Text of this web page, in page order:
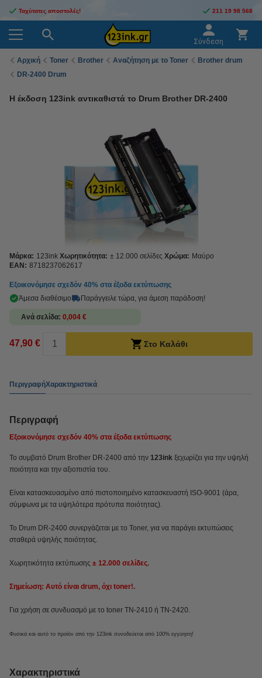
Ταχύτατες αποστολές! 211 19 98 568
Σύνδεση
Αρχική Toner Brother Αναζήτηση με το Toner
Brother drum
DR-2400 Drum
Η έκδοση 123ink αντικαθιστά το Drum Brother DR-2400
Μάρκα: 123ink Χωρητικότητα: ± 12.000 σελίδες Χρώμα: Μαύρο
EAN: 8718237062617
Εξοικονόμησε σχεδόν 40% στα έξοδα εκτύπωσης
Άμεσα διαθέσιμο
Παράγγειλε τώρα, για άμεση παράδοση!
Ανά σελίδα 0,004 €
47,90 € Στο Καλάθι
ΠεριγραφήΧαρακτηριστικά
Περιγραφή
Εξοικονόμησε σχεδόν 40% στα έξοδα εκτύπωσης
Το συμβατό Drum Brother DR-2400 από την 123ink ξεχωρίζει για την υψηλή
ποιότητα και την αξιοπιστία του.
Είναι κατασκευασμένο από πιστοποιημένο κατασκευαστή ISO-9001 (άρα,
σύμφωνα με τα υψηλότερα πρότυπα ποιότητας).
Το Drum DR-2400 συνεργάζεται με το Toner, για να παράγει εκτυπώσεις
σταθερά υψηλής ποιότητας.
Χωρητικότητα εκτύπωσης ± 12.000 σελίδες.
Σημείωση: Αυτό είναι drum, όχι toner!.
Για χρήση σε συνδυασμό με το toner TN-2410 ή TN-2420.
Φυσικά και αυτό το προϊόν από την 123ink συνοδεύεται από 100% εγγύηση!
Χαρακτηριστικά